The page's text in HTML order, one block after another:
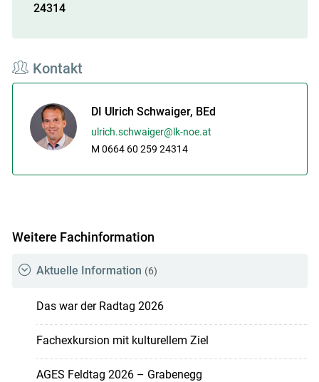
24314
Kontakt
DI Ulrich Schwaiger, BEd
ulrich.schwaiger@lk-noe.at
M 0664 60 259 24314
Weitere Fachinformation
Aktuelle Information (6)
Das war der Radtag 2026
Fachexkursion mit kulturellem Ziel
AGES Feldtag 2026 – Grabenegg